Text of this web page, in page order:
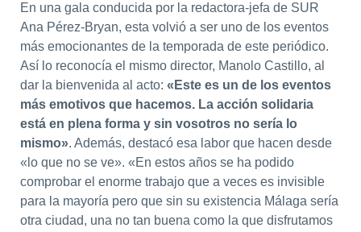
En una gala conducida por la redactora-jefa de SUR
Ana Pérez-Bryan, esta volvió a ser uno de los eventos
más emocionantes de la temporada de este periódico.
Así lo reconocía el mismo director, Manolo Castillo, al
dar la bienvenida al acto: «Este es un de los eventos
más emotivos que hacemos. La acción solidaria
está en plena forma y sin vosotros no sería lo
mismo». Además, destacó esa labor que hacen desde
«lo que no se ve». «En estos años se ha podido
comprobar el enorme trabajo que a veces es invisible
para la mayoría pero que sin su existencia Málaga sería
otra ciudad, una no tan buena como la que disfrutamos